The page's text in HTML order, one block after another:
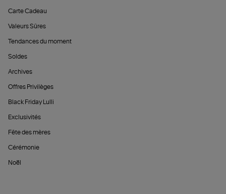
Carte Cadeau
Valeurs Sûres
Tendances du moment
Soldes
Archives
Offres Privilèges
Black Friday Lulli
Exclusivités
Fête des mères
Cérémonie
Noël